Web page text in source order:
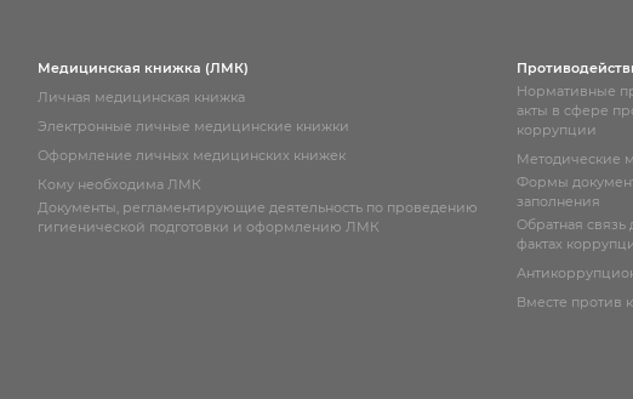
Медицинская книжка (ЛМК)
Личная медицинская книжка
Электронные личные медицинские книжки
Оформление личных медицинских книжек
Кому необходима ЛМК
Документы, регламентирующие деятельность по проведению
гигиенической подготовки и оформлению ЛМК
Нормативные
акты в сфере
коррупции
Методические
Формы
заполнения
Обратная
фактах
Вместе против